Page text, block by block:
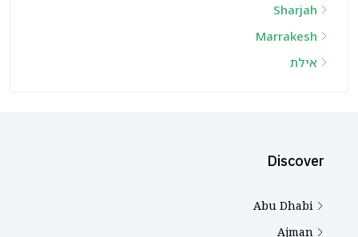
Sharjah
Marrakesh
אילת
Discover
Abu Dhabi
Ajman